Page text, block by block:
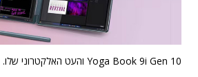
Yoga Book 9i Gen 10 והעט האלקטרוני שלו.